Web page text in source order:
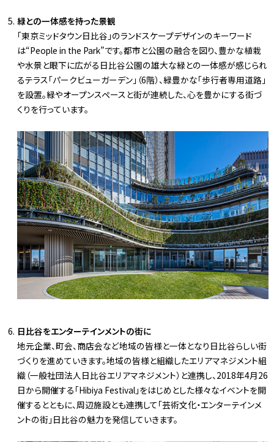
緑との一体感を持った景観
「東京ミッドタウン日比谷」のランドスケープデザインのキーワード
は“People in the Park”です。都市と公園の融合を図り、豊かな植栽
や水景と眼下に広がる日比谷公園の雄大な緑との一体感が感じられ
るテラス「パークビューガーデン」（6階）、緑豊かな「歩行者専用道路」
を設置。緑やオープンスペースと街が連続した、心を豊かにする街づ
くりを行っています。
日比谷をエンターテインメントの街に
地元企業、町会、商店会など地域の皆様と一体となり日比谷らしい街
づくりを進めていきます。地域の皆様と組織したエリアマネジメント組
織（一般社団法人日比谷エリアマネジメント）と連携し、2018年4月26
日から開催する「Hibiya Festival」をはじめとした様々なイベントを開
催するとともに、周辺施設とも連携して「芸術文化・エンターテインメ
ントの街」日比谷の魅力を発信していきます。